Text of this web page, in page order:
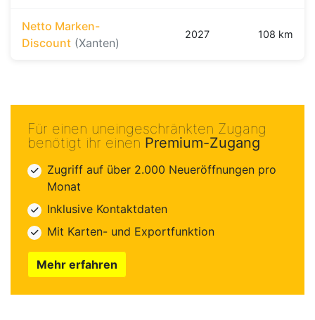
Netto Marken-
Discount (Xanten)
2027 108 km
Für einen uneingeschränkten Zugang
benötigt ihr einen Premium-Zugang
Zugriff auf über 2.000 Neueröffnungen pro
Monat
Inklusive Kontaktdaten
Mit Karten- und Exportfunktion
Mehr erfahren